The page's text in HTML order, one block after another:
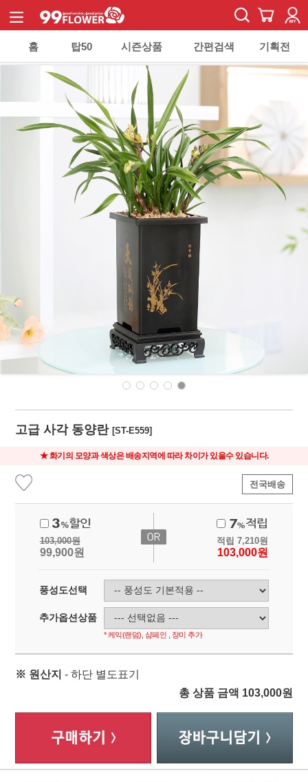
홈 탑50 시즌상품 간편검색 기획전
고급 사각 동양란[ST-E559]
★ 화기의 모양과 색상은 배송지역에 따라 차이가 있을수 있습니다.
전국배송
103,000원
99,900원
적립 7,210원
103,000원
풍성도선택
추가옵션상품
* 케익(랜덤), 샴페인 , 장미 추가
※ 원산지 - 하단 별도표기
총 상품 금액 103,000원